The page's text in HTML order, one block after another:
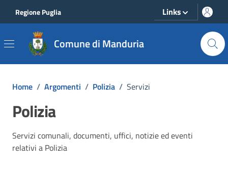
Regione Puglia Links
Comune di Manduria
Home / Argomenti / Polizia / Servizi
Polizia
Dettagli dell'argomento
Servizi comunali, documenti, uffici, notizie ed eventi
relativi a Polizia